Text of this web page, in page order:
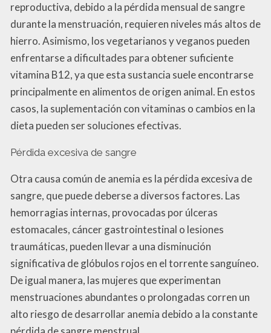
reproductiva, debido a la pérdida mensual de sangre
durante la menstruación, requieren niveles más altos de
hierro. Asimismo, los vegetarianos y veganos pueden
enfrentarse a dificultades para obtener suficiente
vitamina B12, ya que esta sustancia suele encontrarse
principalmente en alimentos de origen animal. En estos
casos, la suplementación con vitaminas o cambios en la
dieta pueden ser soluciones efectivas.
Pérdida excesiva de sangre
Otra causa común de anemia es la pérdida excesiva de
sangre, que puede deberse a diversos factores. Las
hemorragias internas, provocadas por úlceras
estomacales, cáncer gastrointestinal o lesiones
traumáticas, pueden llevar a una disminución
significativa de glóbulos rojos en el torrente sanguíneo.
De igual manera, las mujeres que experimentan
menstruaciones abundantes o prolongadas corren un
alto riesgo de desarrollar anemia debido a la constante